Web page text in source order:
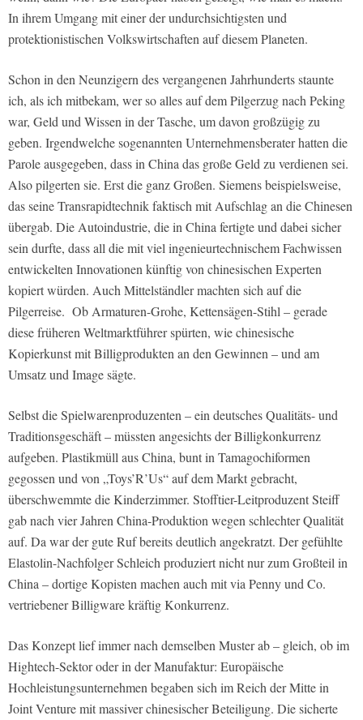
In ihrem Umgang mit einer der undurchsichtigsten und
protektionistischen Volkswirtschaften auf diesem Planeten.
Schon in den Neunzigern des vergangenen Jahrhunderts staunte
ich, als ich mitbekam, wer so alles auf dem Pilgerzug nach Peking
war, Geld und Wissen in der Tasche, um davon großzügig zu
geben. Irgendwelche sogenannten Unternehmensberater hatten die
Parole ausgegeben, dass in China das große Geld zu verdienen sei.
Also pilgerten sie. Erst die ganz Großen. Siemens beispielsweise,
das seine Transrapidtechnik faktisch mit Aufschlag an die Chinesen
übergab. Die Autoindustrie, die in China fertigte und dabei sicher
sein durfte, dass all die mit viel ingenieurtechnischem Fachwissen
entwickelten Innovationen künftig von chinesischen Experten
kopiert würden. Auch Mittelständler machten sich auf die
Pilgerreise. Ob Armaturen-Grohe, Kettensägen-Stihl – gerade
diese früheren Weltmarktführer spürten, wie chinesische
Kopierkunst mit Billigprodukten an den Gewinnen – und am
Umsatz und Image sägte.
Selbst die Spielwarenproduzenten – ein deutsches Qualitäts- und
Traditionsgeschäft – müssten angesichts der Billigkonkurrenz
aufgeben. Plastikmüll aus China, bunt in Tamagochiformen
gegossen und von „Toys’R’Us“ auf dem Markt gebracht,
überschwemmte die Kinderzimmer. Stofftier-Leitproduzent Steiff
gab nach vier Jahren China-Produktion wegen schlechter Qualität
auf. Da war der gute Ruf bereits deutlich angekratzt. Der gefühlte
Elastolin-Nachfolger Schleich produziert nicht nur zum Großteil in
China – dortige Kopisten machen auch mit via Penny und Co.
vertriebener Billigware kräftig Konkurrenz.
Das Konzept lief immer nach demselben Muster ab – gleich, ob im
Hightech-Sektor oder in der Manufaktur: Europäische
Hochleistungsunternehmen begaben sich im Reich der Mitte in
Joint Venture mit massiver chinesischer Beteiligung. Die sicherte